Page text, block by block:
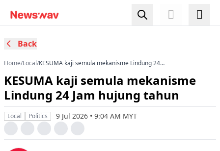
Back
Home/Local/KESUMA kaji semula mekanisme Lindung 24
KESUMA kaji semula mekanisme
Lindung 24 Jam hujung tahun
Local Politics 9 Jul 2026 • 9:04 AM MYT